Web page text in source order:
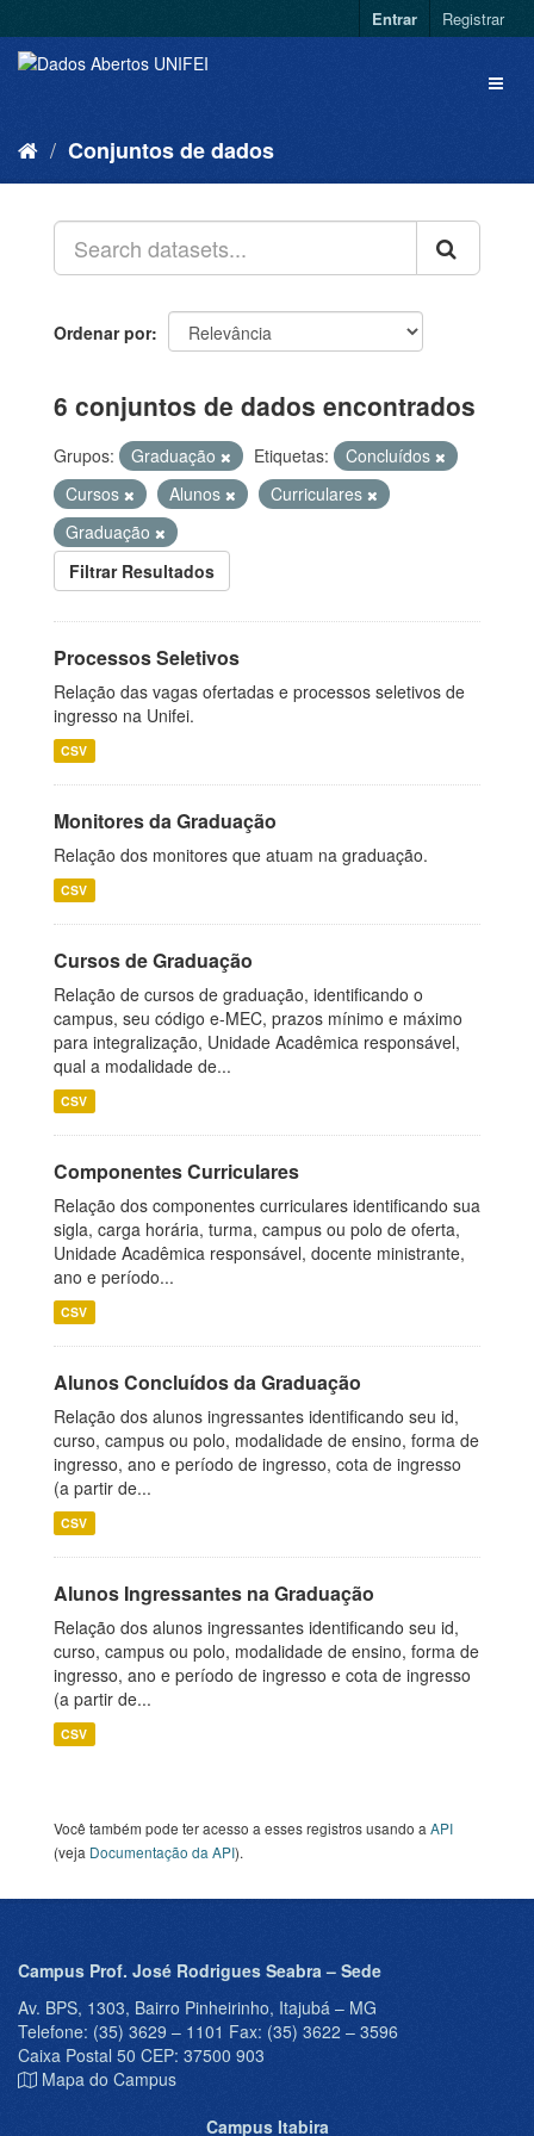
Entrar Registrar
Conjuntos de dados
Ordenar por
6 conjuntos de dados encontrados
Grupos: Graduação Etiquetas:
Concluídos
Cursos
Alunos
Curriculares
Graduação
Filtrar Resultados
Processos Seletivos
Relação das vagas ofertadas e processos seletivos de
ingresso na Unifei.
CSV
Monitores da Graduação
Relação dos monitores que atuam na graduação.
CSV
Cursos de Graduação
Relação de cursos de graduação, identificando o
campus, seu código e-MEC, prazos mínimo e máximo
para integralização, Unidade Acadêmica responsável,
qual a modalidade de...
CSV
Componentes Curriculares
Relação dos componentes curriculares identificando sua
sigla, carga horária, turma, campus ou polo de oferta,
Unidade Acadêmica responsável, docente ministrante,
ano e período...
CSV
Alunos Concluídos da Graduação
Relação dos alunos ingressantes identificando seu id,
curso, campus ou polo, modalidade de ensino, forma de
ingresso, ano e período de ingresso, cota de ingresso
(a partir de...
CSV
Alunos Ingressantes na Graduação
Relação dos alunos ingressantes identificando seu id,
curso, campus ou polo, modalidade de ensino, forma de
ingresso, ano e período de ingresso e cota de ingresso
(a partir de...
CSV
Você também pode ter acesso a esses registros usando a API
(veja Documentação da API).
Campus Prof. José Rodrigues Seabra – Sede
Av. BPS, 1303, Bairro Pinheirinho, Itajubá – MG
Telefone: (35) 3629 – 1101 Fax: (35) 3622 – 3596
Caixa Postal 50 CEP: 37500 903
Mapa do Campus
Campus Itabira